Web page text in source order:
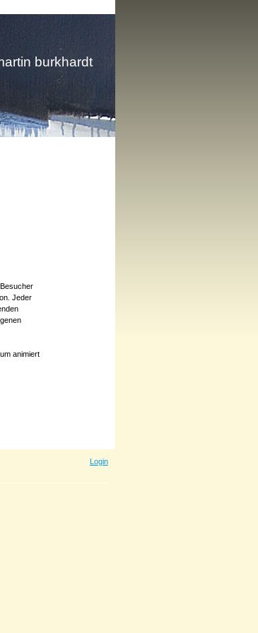
burkhardt
Jeder
animiert
Login